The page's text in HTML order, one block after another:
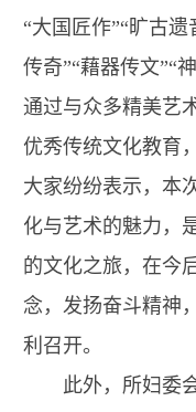
“大国匠作”“旷古遗
传奇”“藉器传文”“
通过与众多精美艺
优秀传统文化教育
大家纷纷表示，本
化与艺术的魅力，
的文化之旅，在今
念，发扬奋斗精神
利召开。
此外，所妇委会